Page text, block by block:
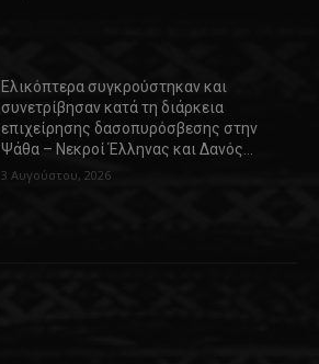
Ελικόπτερα συγκρούστηκαν και
συνετρίβησαν κατά τη διάρκεια
επιχείρησης δασοπυρόσβεσης στην
Ψάθα – Νεκροί Έλληνας και Δανός…
3 Αυγούστου, 2026